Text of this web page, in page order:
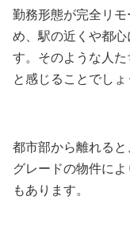
勤務形態が完全リ
め、駅の近くや都
す。そのような人た
と感じることでしょ
都市部から離れる
グレードの物件に
もあります。